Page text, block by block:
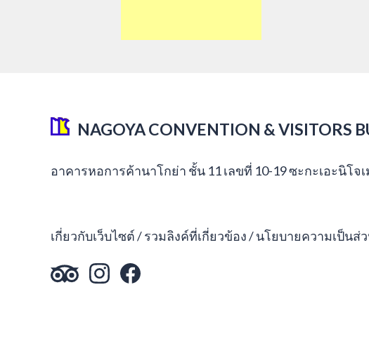
NAGOYA CONVENTION & VISITORS
อาคารหอการค้านาโกย่า ชั้น 11 เลขที่ 10-19 ซะกะเอะนิโจ
เกี่ยวกับเว็บไซต์ รวมลิงค์ที่เกี่ยวข้อง นโยบายความเป็นส่